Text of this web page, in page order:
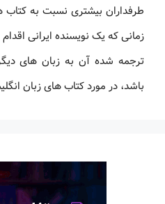
طرفداران بیشتری نسبت به
زمانی که یک نویسنده ایرانی
ترجمه شده آن به زبان های
باشد، در مورد کتاب های زبان